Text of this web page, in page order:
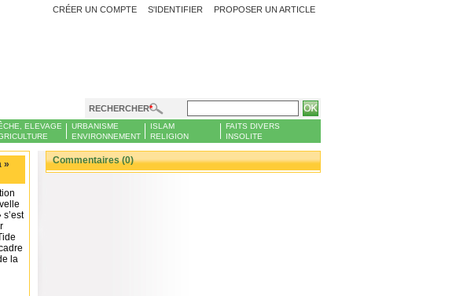
PROPOSER UN ARTICLE
CRÉER UN COMPTE S'IDENTIFIER
RECHERCHER
ELEVAGE
URBANISME
ENVIRONNEMENT
ISLAM
RELIGION
FAITS DIVERS
INSOLITE
»
la
Commentaires (0)